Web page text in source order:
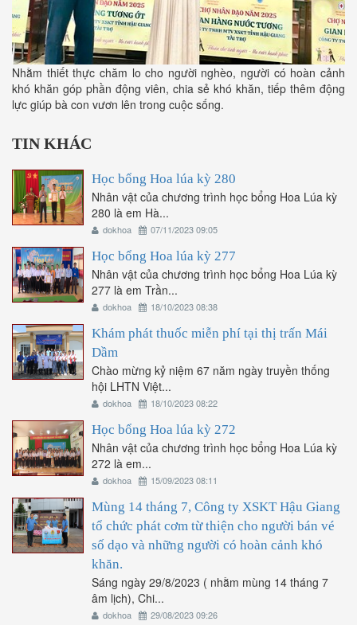
Nhằm thiết thực chăm lo cho người nghèo, người có hoàn cảnh
khó khăn góp phần động viên, chia sẻ khó khăn, tiếp thêm động
lực giúp bà con vươn lên trong cuộc sống.
TIN KHÁC
Học bổng Hoa lúa kỳ 280
Nhân vật của chương trình học bổng Hoa Lúa kỳ
280 là em Hà...
dokhoa 07/11/2023 09:05
Học bổng Hoa lúa kỳ 277
Nhân vật của chương trình học bổng Hoa Lúa kỳ
277 là em Trần...
dokhoa 18/10/2023 08:38
Khám phát thuốc miễn phí tại thị trấn Mái
Dầm
Chào mừng kỷ niệm 67 năm ngày truyền thống
hội LHTN Việt...
dokhoa 18/10/2023 08:22
Học bổng Hoa lúa kỳ 272
Nhân vật của chương trình học bổng Hoa Lúa kỳ
272 là em...
dokhoa 15/09/2023 08:11
Mùng 14 tháng 7, Công ty XSKT Hậu Giang
tổ chức phát cơm từ thiện cho người bán vé
số dạo và những người có hoàn cảnh khó
khăn.
Sáng ngày 29/8/2023 ( nhằm mùng 14 tháng 7
âm lịch), Chi...
dokhoa 29/08/2023 09:26